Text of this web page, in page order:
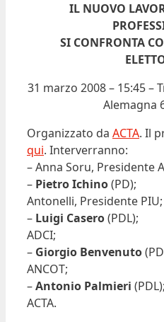
IL NUOVO
SI CONFRONTA
31 marzo 2008 – 15:45 –
Alemagna
Organizzato da ACTA. Il
qui. Interverranno:
– Anna Soru, Presidente
– Pietro Ichino(PD);
Antonelli, Presidente PIU;
– Luigi Casero(PDL);
ADCI;
– Giorgio Benvenuto
ANCOT;
–Antonio Palmieri
ACTA.